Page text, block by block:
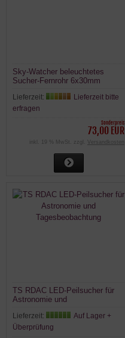
Sky-Watcher beleuchtetes
Sucher-Fernrohr 6x30mm
Lieferzeit:
Lieferzeit bitte
erfragen
Sonderpreis
73,00 EUR
inkl. 19 % MwSt. zzgl. Versandkosten
TS RDAC LED-Peilsucher für
Astronomie und
Lieferzeit:
Auf Lager +
Überprüfung